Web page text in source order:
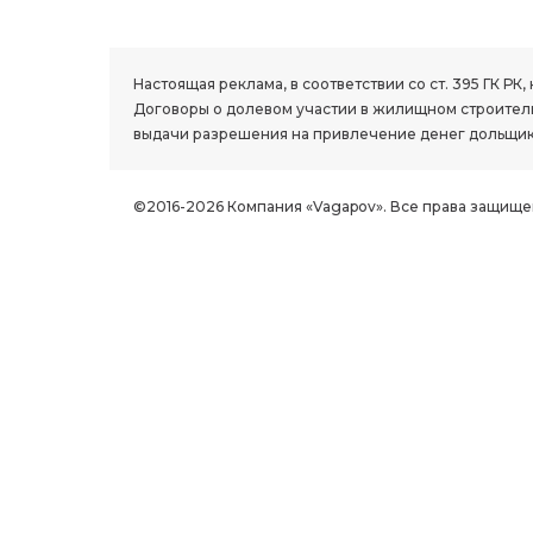
Настоящая реклама, в соответствии со ст. 395 ГК
Договоры о долевом участии в жилищном
выдачи разрешения на привлечение денег
©2016-2026 Компания «Vagapov». Все права